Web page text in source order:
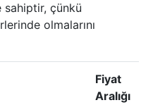
sahiptir, çünkü
olmalarını
Fiyat
Aralığı